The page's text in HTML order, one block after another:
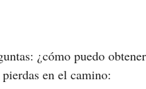
¿cómo puedo
en el camino: